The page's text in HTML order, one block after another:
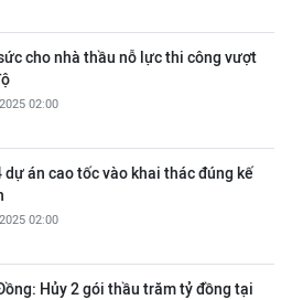
cho nhà thầu nỗ lực thi công vượt
02:00
dự án cao tốc vào khai thác đúng kế
02:00
Hủy 2 gói thầu trăm tỷ đồng tại